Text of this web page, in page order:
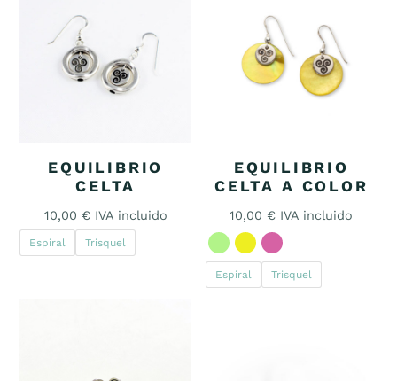
EQUILIBRIO
CELTA
10,00 € IVA incluido
Espiral Trisquel
EQUILIBRIO
CELTA A COLOR
10,00 € IVA incluido
Espiral Trisquel